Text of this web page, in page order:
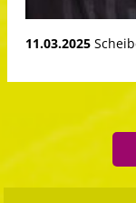
11.03.2025